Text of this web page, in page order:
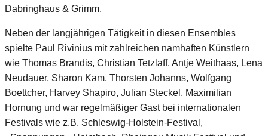
Dabringhaus & Grimm.
Neben der langjährigen Tätigkeit in diesen Ensembles
spielte Paul Rivinius mit zahlreichen namhaften Künstlern
wie Thomas Brandis, Christian Tetzlaff, Antje Weithaas, Lena
Neudauer, Sharon Kam, Thorsten Johanns, Wolfgang
Boettcher, Harvey Shapiro, Julian Steckel, Maximilian
Hornung und war regelmäßiger Gast bei internationalen
Festivals wie z.B. Schleswig-Holstein-Festival,